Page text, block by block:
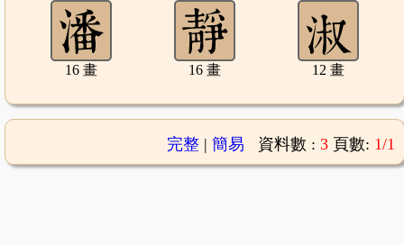
16 畫 16 畫 12 畫
完整| 簡易 資料數 : 3 頁數: 1/1